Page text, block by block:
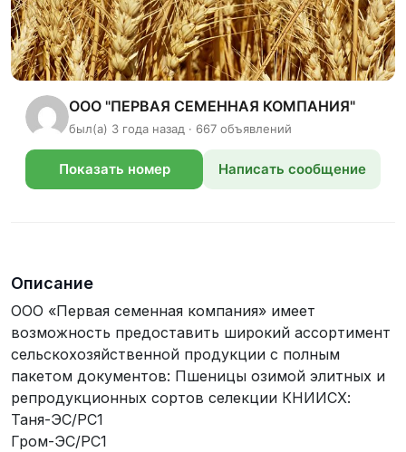
ООО "ПЕРВАЯ СЕМЕННАЯ КОМПАНИЯ"
был(а) 3 года назад · 667 объявлений
Показать номер Написать сообщение
Описание
ООО «Первая семенная компания» имеет
возможность предоставить широкий ассортимент
сельскохозяйственной продукции с полным
пакетом документов: Пшеницы озимой элитных и
репродукционных сортов селекции КНИИСХ:
Таня-ЭС/РС1
Гром-ЭС/РС1